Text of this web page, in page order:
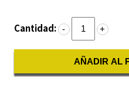
Cantidad: - +
AÑADIR AL